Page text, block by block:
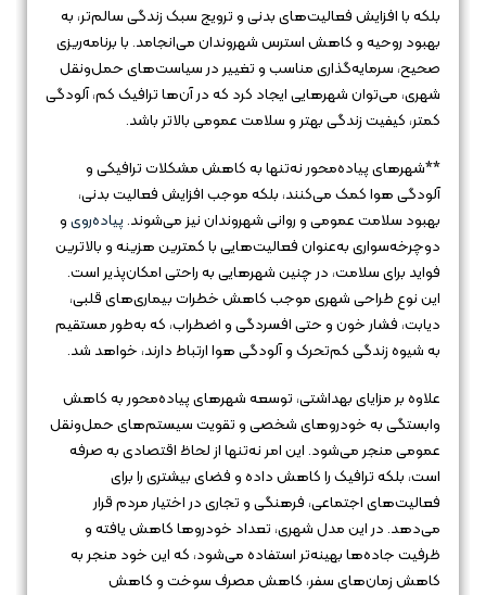
بلکه با افزایش فعالیت‌های بدنی و ترویج سبک زندگی سالم‌تر، به
بهبود روحیه و کاهش استرس شهروندان می‌انجامد. با برنامه‌ریزی
صحیح، سرمایه‌گذاری مناسب و تغییر در سیاست‌های حمل‌ونقل
شهری، می‌توان شهرهایی ایجاد کرد که در آن‌ها ترافیک کم، آلودگی
کمتر، کیفیت زندگی بهتر و سلامت عمومی بالاتر باشد.
**شهرهای پیاده‌محور نه‌تنها به کاهش مشکلات ترافیکی و
آلودگی هوا کمک می‌کنند، بلکه موجب افزایش فعالیت بدنی،
بهبود سلامت عمومی و روانی شهروندان نیز می‌شوند.پیاده‌رویو
دوچرخه‌سواری به‌عنوان فعالیت‌هایی با کمترین هزینه و بالاترین
فواید برای سلامت، در چنین شهرهایی به راحتی امکان‌پذیر است.
این نوع طراحی شهری موجب کاهش خطرات بیماری‌های قلبی،
دیابت، فشار خون و حتی افسردگی و اضطراب، که به‌طور مستقیم
به شیوه زندگی کم‌تحرک و آلودگی هوا ارتباط دارند، خواهد شد.
علاوه بر مزایای بهداشتی، توسعه شهرهای پیاده‌محور به کاهش
وابستگی به خودروهای شخصی و تقویت سیستم‌های حمل‌ونقل
عمومی منجر می‌شود. این امر نه‌تنها از لحاظ اقتصادی به صرفه
است، بلکه ترافیک را کاهش داده و فضای بیشتری را برای
فعالیت‌های اجتماعی، فرهنگی و تجاری در اختیار مردم قرار
می‌دهد. در این مدل شهری، تعداد خودروها کاهش یافته و
ظرفیت جاده‌ها بهینه‌تر استفاده می‌شود، که این خود منجر به
کاهش زمان‌های سفر، کاهش مصرف سوخت و کاهش